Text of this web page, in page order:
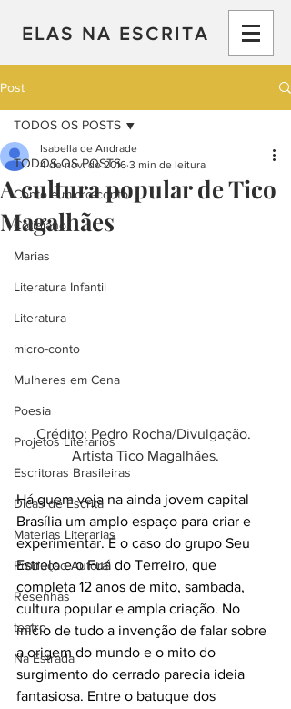
ELAS NA ESCRITA
Post
TODOS OS POSTS
Conto e micro-conto
Cotidiano
Marias
Literatura Infantil
Literatura
micro-conto
Mulheres em Cena
Poesia
Projetos Literarios
Escritoras Brasileiras
Dicas de Escrita
Materias Literarias
Produçao Autoral
Resenhas
teatro
Na Estrada
TODOS OS POSTS
A cultura popular de Tico
Magalhães
Isabella de Andrade
4 de nov. de 2016 3 min de leitura
Crédito: Pedro Rocha/Divulgação.
Artista Tico Magalhães.
Há quem veja na ainda jovem capital
Brasília um amplo espaço para criar e
experimentar. É o caso do grupo Seu
Estrelo e o Fuá do Terreiro, que
completa 12 anos de mito, sambada,
cultura popular e ampla criação. No
início de tudo a invenção de falar sobre
a origem do mundo e o mito do
surgimento do cerrado parecia ideia
fantasiosa. Entre o batuque dos